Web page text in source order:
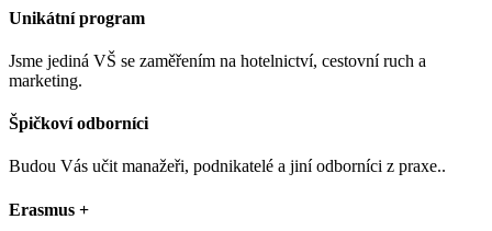
Unikátní program
Jsme jediná VŠ se zaměřením na hotelnictví, cestovní ruch a
marketing.
Špičkoví odborníci
Budou Vás učit manažeři, podnikatelé a jiní odborníci z praxe..
Erasmus +